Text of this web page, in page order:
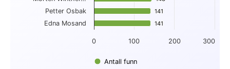
141
141
141
141
Antall funn
0 100 200 300
Petter Osbak
Edna Mosand